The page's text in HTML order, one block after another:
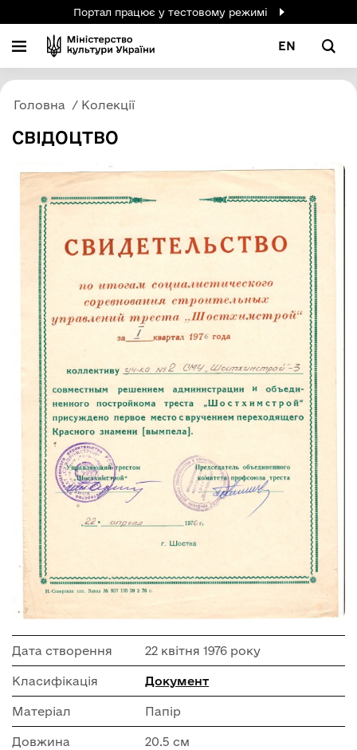
Портал працює у тестовому режимі
EN
Головна Колекції
СВІДОЦТВО
Дата створення 22 квітня 1976 року
Класифікація Документ
Матеріал Папір
Довжина 20.5 см